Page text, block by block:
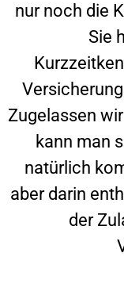
nur noch die
Sie
Zugelassen
kann man
natürlich
aber darin
der